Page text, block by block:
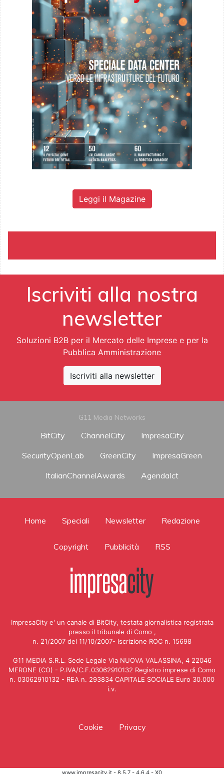
Leggi il Magazine
Iscriviti alla nostra
newsletter
Soluzioni B2B per il Mercato delle Imprese e per la
Pubblica Amministrazione
Iscriviti alla newsletter
G11 Media Networks
BitCity ChannelCity
ImpresaCity
SecurityOpenLab
GreenCity
ImpresaGreen
ItalianChannelAwards
AgendaIct
Home Speciali Newsletter Redazione
Copyright Pubblicità RSS
ImpresaCity e' un canale di BitCity, testata giornalistica registrata
presso il tribunale di Como ,
n. 21/2007 del 11/10/2007- Iscrizione ROC n. 15698
G11 MEDIA S.R.L. Sede Legale Via NUOVA VALASSINA, 4 22046
MERONE (CO) - P.IVA/C.F.03062910132 Registro imprese di Como
n. 03062910132 - REA n. 293834 CAPITALE SOCIALE Euro 30.000
i.v.
Cookie Privacy
www.impresacity.it - 8.5.7 - 4.6.4 - X0